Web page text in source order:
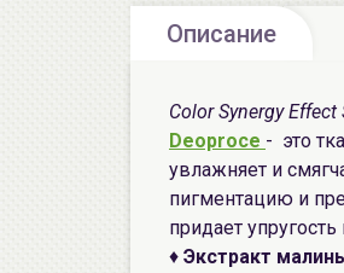
Описание
Color Synergy
Deoproce - это
увлажняет и
пигментацию и
придает упругость
♦ Экстракт